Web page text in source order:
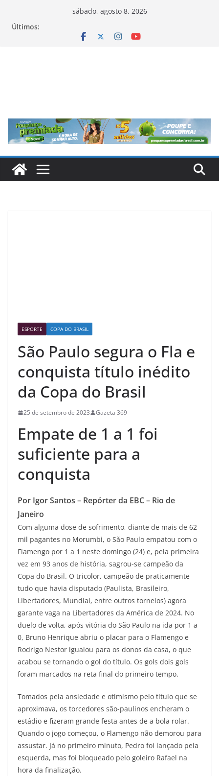
sábado, agosto 8, 2026
Últimos:
ESPORTE COPA DO BRASIL
São Paulo segura o Fla e
conquista título inédito
da Copa do Brasil
25 de setembro de 2023 Gazeta 369
Empate de 1 a 1 foi
suficiente para a
conquista
Por Igor Santos – Repórter da EBC – Rio de
Janeiro
Com alguma dose de sofrimento, diante de mais de 62
mil pagantes no Morumbi, o São Paulo empatou com o
Flamengo por 1 a 1 neste domingo (24) e, pela primeira
vez em 93 anos de história, sagrou-se campeão da
Copa do Brasil. O tricolor, campeão de praticamente
tudo que havia disputado (Paulista, Brasileiro,
Libertadores, Mundial, entre outros torneios) agora
garante vaga na Libertadores da América de 2024. No
duelo de volta, após vitória do São Paulo na ida por 1 a
0, Bruno Henrique abriu o placar para o Flamengo e
Rodrigo Nestor igualou para os donos da casa, o que
acabou se tornando o gol do título. Os gols dois gols
foram marcados na reta final do primeiro tempo.
Tomados pela ansiedade e otimismo pelo título que se
aproximava, os torcedores são-paulinos encheram o
estádio e fizeram grande festa antes de a bola rolar.
Quando o jogo começou, o Flamengo não demorou para
assustar. Já no primeiro minuto, Pedro foi lançado pela
esquerda, mas foi bloqueado pelo goleiro Rafael na
hora da finalização.